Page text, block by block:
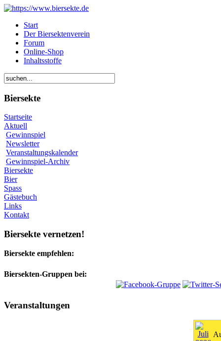
Start
Der Biersektenverein
Forum
Online-Shop
Inhaltsstoffe
Biersekte
Startseite
Aktuell
Gewinnspiel
Newsletter
Veranstaltungskalender
Gewinnspiel-Archiv
Biersekte
Bier
Spass
Gästebuch
Links
Kontakt
Biersekte vernetzen!
Biersekte empfehlen:
Biersekten-Gruppen bei:
Veranstaltungen